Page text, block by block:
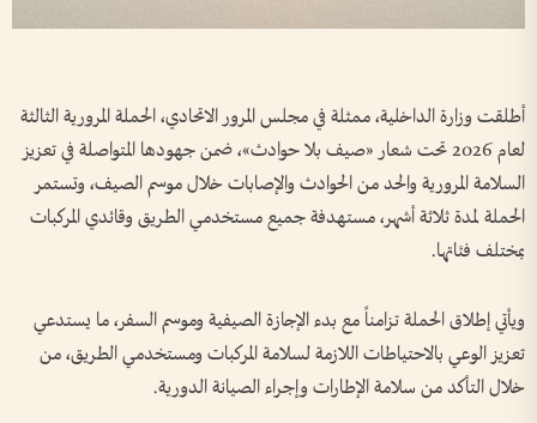
أطلقت وزارة الداخلية، ممثلة في مجلس المرور الاتحادي، الحملة المرورية الثالثة
لعام 2026 تحت شعار «صيف بلا حوادث»، ضمن جهودها المتواصلة في تعزيز
السلامة المرورية والحد من الحوادث والإصابات خلال موسم الصيف، وتستمر
الحملة لمدة ثلاثة أشهر، مستهدفة جميع مستخدمي الطريق وقائدي المركبات
بمختلف فئاتها.
ويأتي إطلاق الحملة تزامناً مع بدء الإجازة الصيفية وموسم السفر، ما يستدعي
تعزيز الوعي بالاحتياطات اللازمة لسلامة المركبات ومستخدمي الطريق، من
خلال التأكد من سلامة الإطارات وإجراء الصيانة الدورية.